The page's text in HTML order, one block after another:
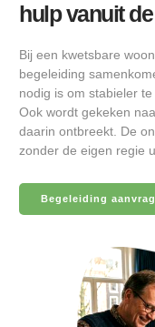
hulp vanuit
Bij een kwetsbare
begeleiding
nodig is om stabieler
Ook wordt gekeken
daarin ontbreekt. De
zonder de eigen regie
Begeleiding